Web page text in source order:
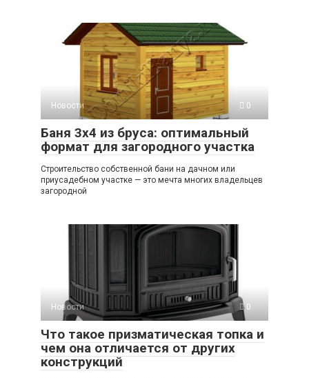
Новости 0
Баня 3х4 из бруса: оптимальный
формат для загородного участка
Строительство собственной бани на дачном или
приусадебном участке — это мечта многих владельцев
загородной
Новости 0
Что такое призматическая топка и
чем она отличается от других
конструкций